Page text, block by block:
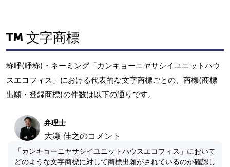
文字商標
称呼(呼称)・ネーミング「カンキョーニヤサシイユニットハウ
スエコフィス」における代表的な文字商標ごとの、商標(商標
出願・登録商標)の件数は以下の通りです。
弁理士
大瀬 佳之のコメント
「カンキョーニヤサシイユニットハウスエコフィス」において
どのような文字商標に対して商標出願がされているのか確認し